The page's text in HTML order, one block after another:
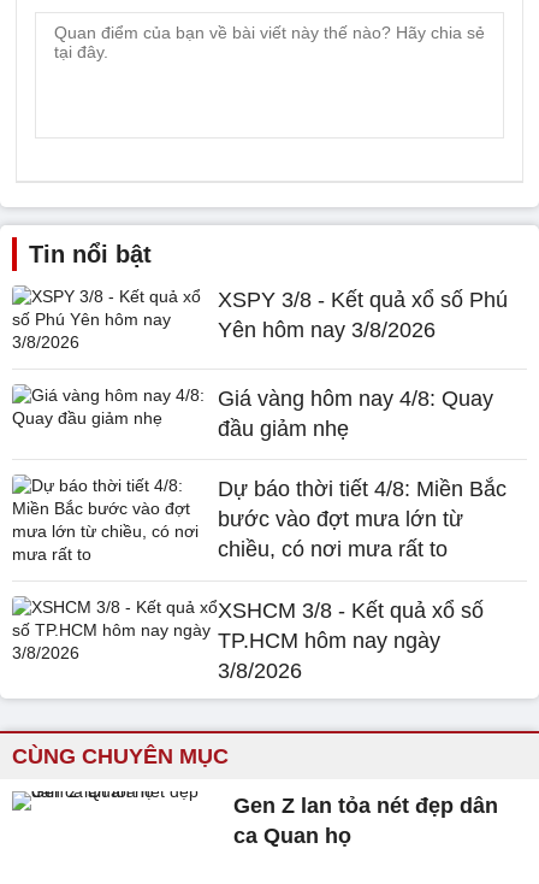
Tin nổi bật
XSPY 3/8 - Kết quả xổ số Phú
Yên hôm nay 3/8/2026
Giá vàng hôm nay 4/8: Quay
đầu giảm nhẹ
Dự báo thời tiết 4/8: Miền Bắc
bước vào đợt mưa lớn từ
chiều, có nơi mưa rất to
XSHCM 3/8 - Kết quả xổ số
TP.HCM hôm nay ngày
3/8/2026
CÙNG CHUYÊN MỤC
Gen Z lan tỏa nét đẹp dân
ca Quan họ